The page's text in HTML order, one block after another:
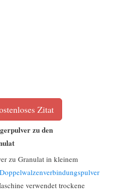
Zitat
zu den
zu Granulat in kleinem
Doppelwalzenverbindungspulver
verwendet trockene